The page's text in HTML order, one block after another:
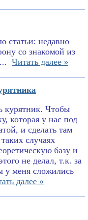
статьи: недавно
со знакомой из
Читать далее »
курятник. Чтобы
которая у нас под
и сделать там
случаях
базу и
не делал, т.к. за
у меня сложились
далее »